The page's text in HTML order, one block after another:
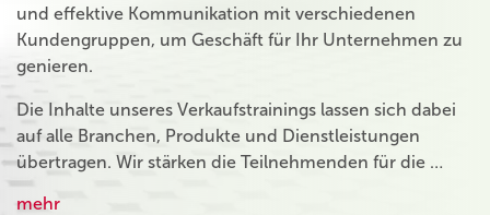
und effektive Kommunikation mit verschiedenen
Kundengruppen, um Geschäft für Ihr Unternehmen zu
genieren.
Die Inhalte unseres Verkaufstrainings lassen sich dabei
auf alle Branchen, Produkte und Dienstleistungen
übertragen. Wir stärken die Teilnehmenden für die …
mehr